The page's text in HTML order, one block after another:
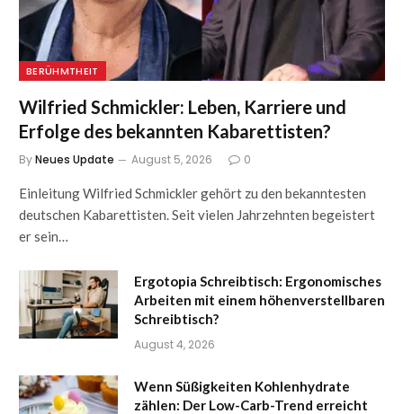
BERÜHMTHEIT
Wilfried Schmickler: Leben, Karriere und
Erfolge des bekannten Kabarettisten?
ByNeues Update August 5, 2026 0
Einleitung Wilfried Schmickler gehört zu den bekanntesten
deutschen Kabarettisten. Seit vielen Jahrzehnten begeistert
er sein…
Ergotopia Schreibtisch: Ergonomisches
Arbeiten mit einem höhenverstellbaren
Schreibtisch?
August 4, 2026
Wenn Süßigkeiten Kohlenhydrate
zählen: Der Low-Carb-Trend erreicht